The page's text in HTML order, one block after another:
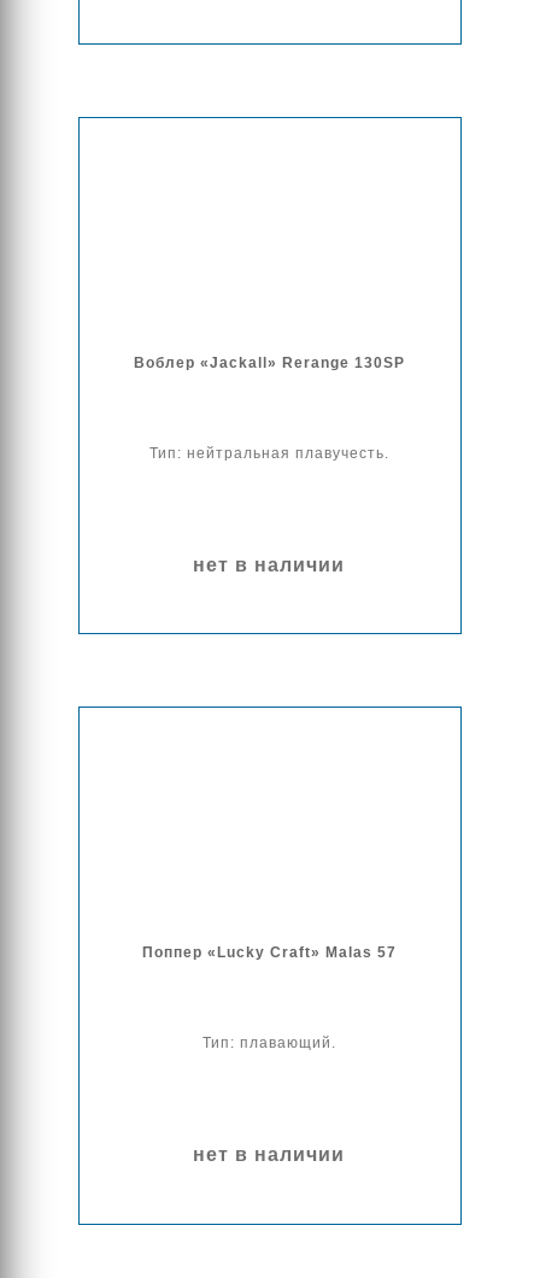
Воблер «Jackall» Rerange 130SP
Тип: нейтральная плавучесть.
нет в наличии
Поппер «Lucky Craft» Malas 57
Тип: плавающий.
нет в наличии